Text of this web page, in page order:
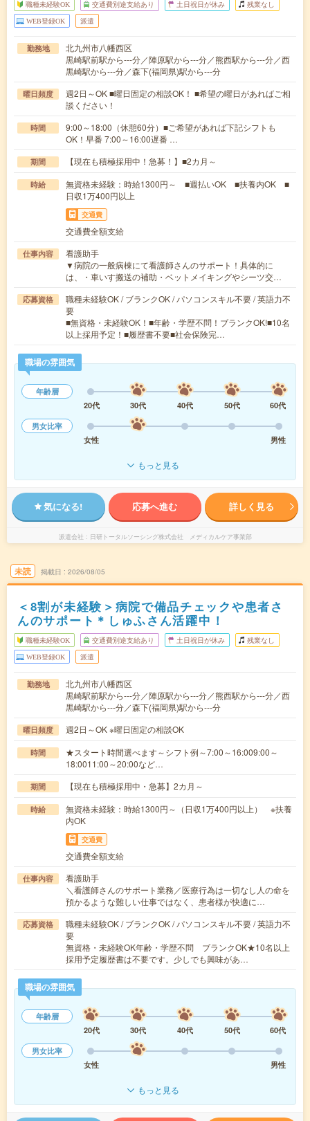
職種未経験OK 交通費別途支給あり 土日祝日が休み 残業なし
WEB登録OK 派遣
勤務地
北九州市八幡西区
黒崎駅前駅から---分／陣原駅から---分／熊西駅から---分／西
黒崎駅から---分／森下(福岡県)駅から---分
曜日頻度
週2日～OK ■曜日固定の相談OK！ ■希望の曜日があればご相
談ください！
時間
9:00～18:00（休憩60分）■ご希望があれば下記シフトも
OK！早番 7:00～16:00遅番 …
期間 【現在も積極採用中！急募！】■2カ月～
時給
無資格未経験：時給1300円～ ■週払いOK ■扶養内OK ■
日収1万400円以上
交通費
交通費全額支給
仕事内容
看護助手
▼病院の一般病棟にて看護師さんのサポート！具体的に
は、・車いす搬送の補助・ベットメイキングやシーツ交…
応募資格
職種未経験OK / ブランクOK / パソコンスキル不要 / 英語力不
要
■無資格・未経験OK！■年齢・学歴不問！ブランクOK!■10名
以上採用予定！■履歴書不要■社会保険完…
職場の雰囲気
年齢層
20代
30代 40代 50代
60代
男女比率
女性
男性
もっと見る
気になる! 応募へ進む 詳しく見る
派遣会社 日研トータルソーシング株式会社 メディカルケア事業部
未読 掲載日 2026/08/05
＜8割が未経験＞病院で備品チェックや患者さ
んのサポート＊しゅふさん活躍中！
職種未経験OK 交通費別途支給あり 土日祝日が休み 残業なし
WEB登録OK 派遣
勤務地
北九州市八幡西区
黒崎駅前駅から---分／陣原駅から---分／熊西駅から---分／西
黒崎駅から---分／森下(福岡県)駅から---分
曜日頻度 週2日～OK ※曜日固定の相談OK
時間
★スタート時間選べます～シフト例～7:00～16:009:00～
18:0011:00～20:00など…
期間 【現在も積極採用中・急募】2カ月～
時給
無資格未経験：時給1300円～（日収1万400円以上） ※扶養
内OK
交通費
交通費全額支給
仕事内容
看護助手
＼看護師さんのサポート業務／医療行為は一切なし人の命を
預かるような難しい仕事ではなく、患者様が快適に…
応募資格
職種未経験OK / ブランクOK / パソコンスキル不要 / 英語力不
要
無資格・未経験OK年齢・学歴不問 ブランクOK★10名以上
採用予定履歴書は不要です。少しでも興味があ…
職場の雰囲気
年齢層
20代
30代 40代 50代
60代
男女比率
女性
男性
もっと見る